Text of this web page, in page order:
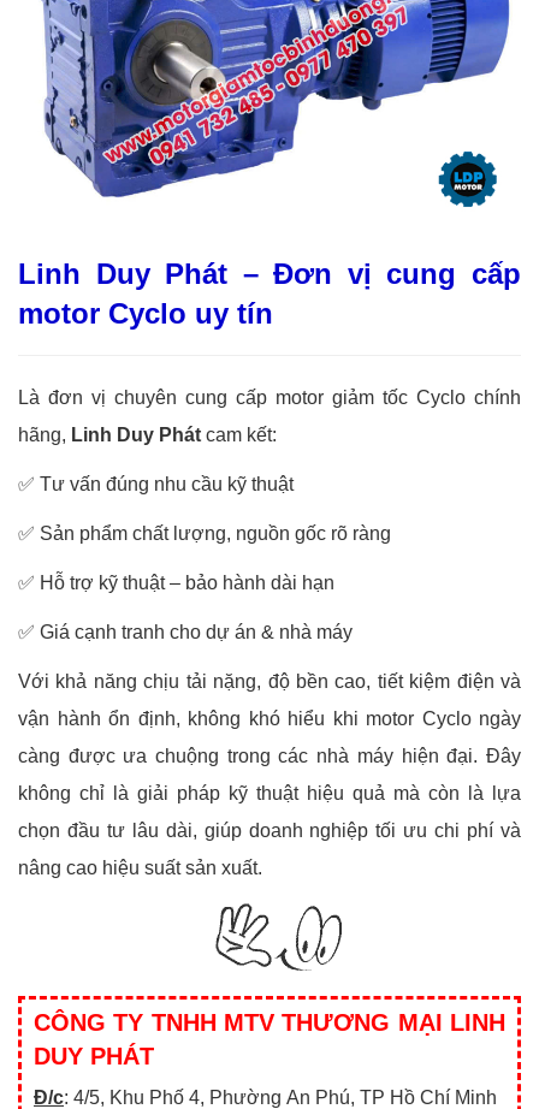
Linh Duy Phát – Đơn vị cung cấp
motor Cyclo uy tín
Là đơn vị chuyên cung cấp motor giảm tốc Cyclo chính
hãng, Linh Duy Phát cam kết:
✅ Tư vấn đúng nhu cầu kỹ thuật
✅ Sản phẩm chất lượng, nguồn gốc rõ ràng
✅ Hỗ trợ kỹ thuật – bảo hành dài hạn
✅ Giá cạnh tranh cho dự án & nhà máy
Với khả năng chịu tải nặng, độ bền cao, tiết kiệm điện và
vận hành ổn định, không khó hiểu khi motor Cyclo ngày
càng được ưa chuộng trong các nhà máy hiện đại. Đây
không chỉ là giải pháp kỹ thuật hiệu quả mà còn là lựa
chọn đầu tư lâu dài, giúp doanh nghiệp tối ưu chi phí và
nâng cao hiệu suất sản xuất.
CÔNG TY TNHH MTV THƯƠNG MẠI LINH
DUY PHÁT
Đ/c: 4/5, Khu Phố 4, Phường An Phú, TP Hồ Chí Minh